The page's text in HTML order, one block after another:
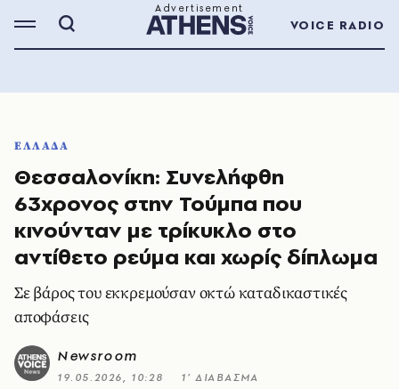
VOICE RADIO
ΕΛΛΑΔΑ
Θεσσαλονίκη: Συνελήφθη
63χρονος στην Τούμπα που
κινούνταν με τρίκυκλο στο
αντίθετο ρεύμα και χωρίς δίπλωμα
Σε βάρος του εκκρεμούσαν οκτώ καταδικαστικές
αποφάσεις
Newsroom
19.05.2026, 10:28 1’ ΔΙΑΒΑΣΜΑ